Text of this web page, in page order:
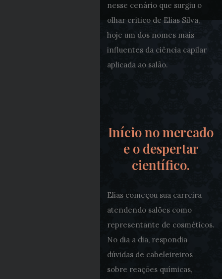
nesse cenário que surgiu o
olhar crítico de Elias Silva,
hoje um dos nomes mais
influentes da ciência capilar
aplicada ao salão.
Início no mercado
e o despertar
científico.
Elias começou sua carreira
atendendo salões como
representante de cosméticos.
No dia a dia, respondia
dúvidas de cabeleireiros
sobre reações químicas,